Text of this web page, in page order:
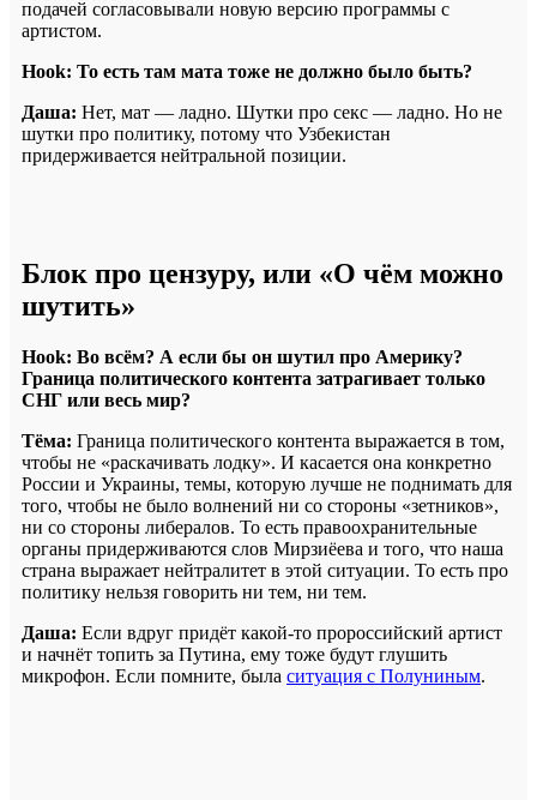
подачей согласовывали новую версию программы с
артистом.
Hook: То есть там мата тоже не должно было быть?
Даша: Нет, мат — ладно. Шутки про секс — ладно. Но не
шутки про политику, потому что Узбекистан
придерживается нейтральной позиции.
Блок про цензуру, или «О чём можно
шутить»
Hook: Во всём? А если бы он шутил про Америку?
Граница политического контента затрагивает только
СНГ или весь мир?
Тёма: Граница политического контента выражается в том,
чтобы не «раскачивать лодку». И касается она конкретно
России и Украины, темы, которую лучше не поднимать для
того, чтобы не было волнений ни со стороны «зетников»,
ни со стороны либералов. То есть правоохранительные
органы придерживаются слов Мирзиёева и того, что наша
страна выражает нейтралитет в этой ситуации. То есть про
политику нельзя говорить ни тем, ни тем.
Даша: Если вдруг придёт какой-то пророссийский артист
и начнёт топить за Путина, ему тоже будут глушить
микрофон. Если помните, была ситуация с Полуниным.